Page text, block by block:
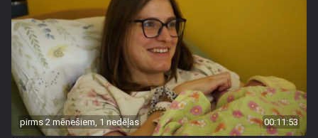
pirms 2 mēnešiem, 1 nedēļas 00:11:53